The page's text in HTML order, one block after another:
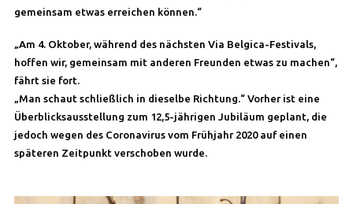
gemeinsam etwas erreichen können.“
„Am 4. Oktober, während des nächsten Via Belgica-Festivals,
hoffen wir, gemeinsam mit anderen Freunden etwas zu machen“,
fährt sie fort.
„Man schaut schließlich in dieselbe Richtung.“ Vorher ist eine
Überblicksausstellung zum 12,5-jährigen Jubiläum geplant, die
jedoch wegen des Coronavirus vom Frühjahr 2020 auf einen
späteren Zeitpunkt verschoben wurde.